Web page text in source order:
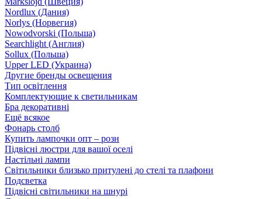
Nordlux (Дания)
Norlys (Норвегия)
Nowodvorski (Польша)
Searchlight (Англия)
Sollux (Польша)
Upper LED (Украина)
Другие бренды освещения
Тип освітлення
Комплектующие к светильникам
Бра декоративні
Ещё всякое
Фонарь столб
Купить лампочки опт – розн
Підвісні люстри для вашої оселі
Настільні лампи
Світильники близько притулені до стелі та плафони
Подсветка
Підвісні світильники на шнурі